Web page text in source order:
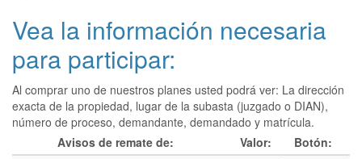
Vea la información necesaria
para participar:
Al comprar uno de nuestros planes usted podrá ver: La dirección
exacta de la propiedad, lugar de la subasta (juzgado o DIAN),
número de proceso, demandante, demandado y matrícula.
Avisos de remate de:
Valor:
Botón: